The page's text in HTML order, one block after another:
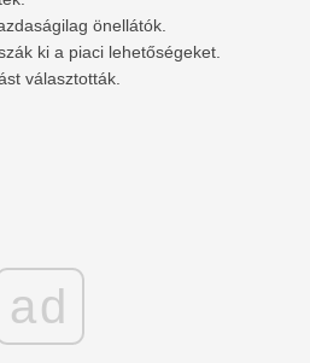
önellátók.
ki a piaci lehetőségeket.
választották.
ad